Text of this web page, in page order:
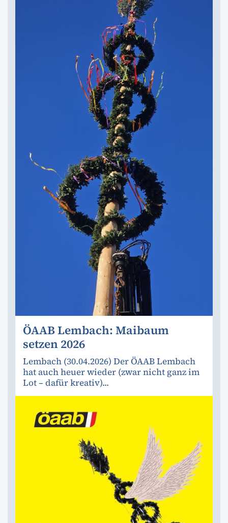
ÖAAB Lembach: Maibaum
setzen 2026
Lembach (30.04.2026) Der ÖAAB Lembach
hat auch heuer wieder (zwar nicht ganz im
Lot – dafür kreativ)...